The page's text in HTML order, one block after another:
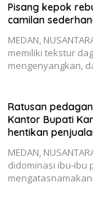
Pisang kepok
camilan
MEDAN,
memiliki tekstur
mengenyangkan,
Ratusan
Kantor Bupati
hentikan
MEDAN,
didominasi ibu-ibu